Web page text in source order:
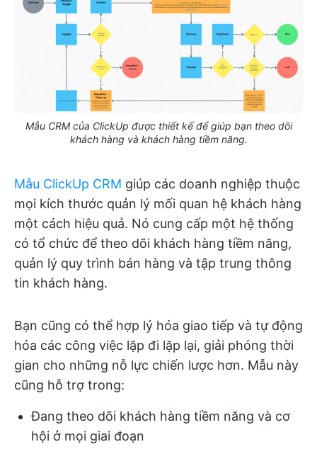
Mẫu CRM của ClickUp được thiết kế để giúp bạn theo dõi
khách hàng và khách hàng tiềm năng.
Mẫu ClickUp CRM giúp các doanh nghiệp thuộc
mọi kích thước quản lý mối quan hệ khách hàng
một cách hiệu quả. Nó cung cấp một hệ thống
có tổ chức để theo dõi khách hàng tiềm năng,
quản lý quy trình bán hàng và tập trung thông
tin khách hàng.
Bạn cũng có thể hợp lý hóa giao tiếp và tự động
hóa các công việc lặp đi lặp lại, giải phóng thời
gian cho những nỗ lực chiến lược hơn. Mẫu này
cũng hỗ trợ trong:
Đang theo dõi khách hàng tiềm năng và cơ
hội ở mọi giai đoạn